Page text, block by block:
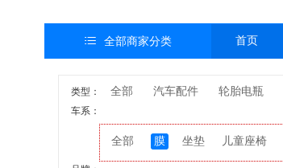
 全部商家分类 首页
类型： 全部 汽车配件 轮胎电瓶
车系：
全部 膜 坐垫 儿童座椅